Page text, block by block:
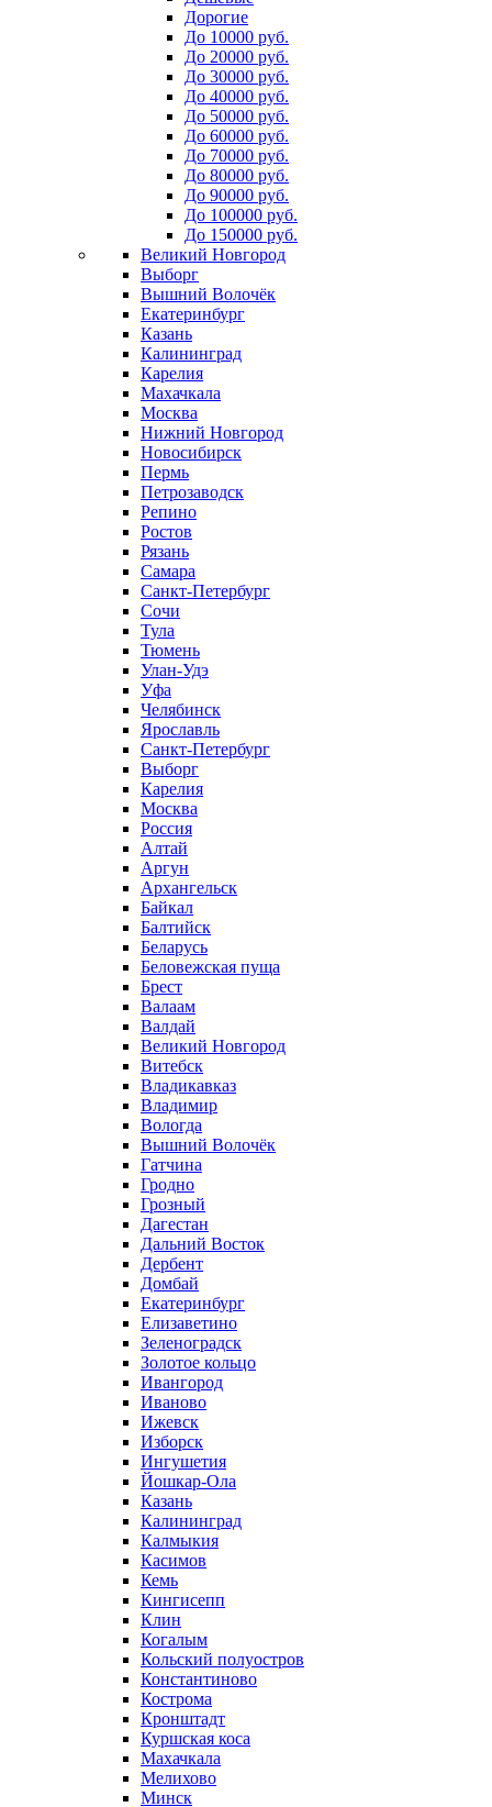
Дорогие
До 10000 руб.
До 20000 руб.
До 30000 руб.
До 40000 руб.
До 50000 руб.
До 60000 руб.
До 70000 руб.
До 80000 руб.
До 90000 руб.
До 100000 руб.
До 150000 руб.
Великий Новгород
Выборг
Вышний Волочёк
Екатеринбург
Казань
Калининград
Карелия
Махачкала
Москва
Нижний Новгород
Новосибирск
Пермь
Петрозаводск
Репино
Ростов
Рязань
Самара
Санкт-Петербург
Сочи
Тула
Тюмень
Улан-Удэ
Уфа
Челябинск
Ярославль
Санкт-Петербург
Выборг
Карелия
Москва
Россия
Алтай
Аргун
Архангельск
Байкал
Балтийск
Беларусь
Беловежская пуща
Брест
Валаам
Валдай
Великий Новгород
Витебск
Владикавказ
Владимир
Вологда
Вышний Волочёк
Гатчина
Гродно
Грозный
Дагестан
Дальний Восток
Дербент
Домбай
Екатеринбург
Елизаветино
Зеленоградск
Золотое кольцо
Ивангород
Иваново
Ижевск
Изборск
Ингушетия
Йошкар-Ола
Казань
Калининград
Калмыкия
Касимов
Кемь
Кингисепп
Клин
Когалым
Кольский полуостров
Константиново
Кострома
Кронштадт
Куршская коса
Махачкала
Мелихово
Минск